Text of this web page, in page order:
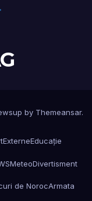
by Themeansar.
ExterneEducație
MeteoDivertisment
de NorocArmata